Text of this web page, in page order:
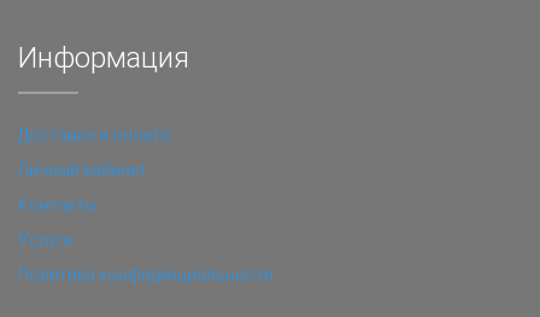
Информация
Доставка и оплата
Личный кабинет
Контакты
Услуги
Политика конфиденциальности